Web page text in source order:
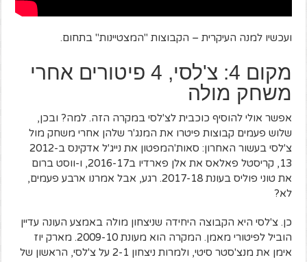
ועכשיו למנה העיקרית – הקבוצות "המצטיינות" בתחום.
מקום 4: צ'לסי, 4 פיטורים אחרי
משחק מולה
אפשר אולי להוסיף כוכבית לצ'לסי במקרה הזה. למה? ובכן,
שלוש פעמים קבוצות פיטרו את המנג'ר שלהן אחרי משחק מול
צ'לסי בעשור האחרון: סאות'המפטון את נייג'ל אדקינס ב2012-
13, קריסטל פאלאס את אלן פארדיו ב2016-17, ו-ווסט ברום
את טוני פוליס בעונת 2017-18. רגע, אבל אמרנו ארבע פעמים,
לא?
כן. צ'לסי היא הקבוצה היחידה שניצחון מולה באמצע העונה עדיין
הוביל לפיטורי מאמן. המקרה הוא מעונת 2009-10. מארק יוז
אימן את מנצ'סטר סיטי, ולמרות ניצחון 2-1 על צ'לסי, הראשון של